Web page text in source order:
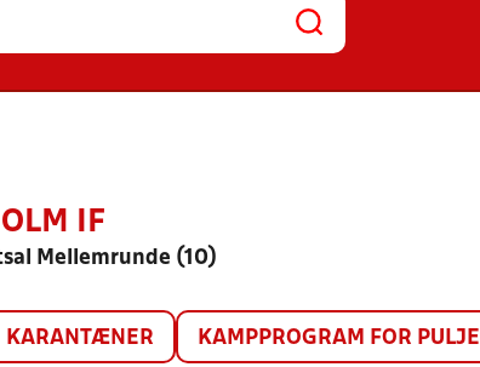
IF
Mellemrunde (10)
KARANTÆNER KAMPPROGRAM FOR PULJE